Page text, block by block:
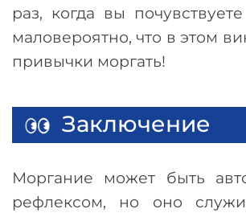
раз, когда вы
маловероятно, что в этом
привычки моргать!
Заключение
Моргание может быть
рефлексом, но оно